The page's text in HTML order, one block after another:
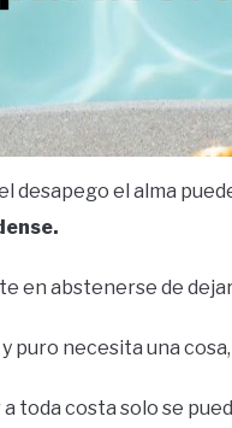
desapego el alma
en abstenerse de
puro necesita una
a toda costa solo se